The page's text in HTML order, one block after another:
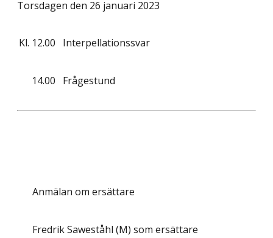
Torsdagen den 26 januari 2023
Kl. 12.00 Interpellationssvar
14.00 Frågestund
Anmälan om ersättare
Fredrik Saweståhl (M) som ersättare